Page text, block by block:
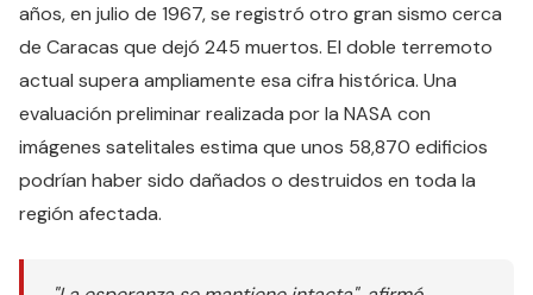
años, en julio de 1967, se registró otro gran sismo cerca
de Caracas que dejó 245 muertos. El doble terremoto
actual supera ampliamente esa cifra histórica. Una
evaluación preliminar realizada por la NASA con
imágenes satelitales estima que unos 58,870 edificios
podrían haber sido dañados o destruidos en toda la
región afectada.